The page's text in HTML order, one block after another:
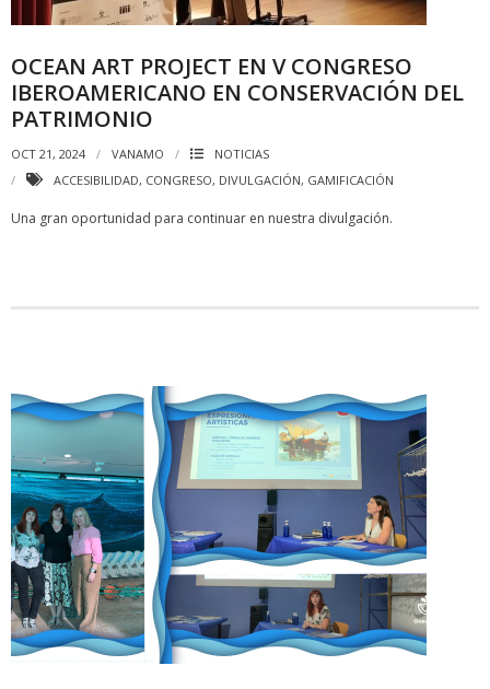
OCEAN ART PROJECT EN V CONGRESO
IBEROAMERICANO EN CONSERVACIÓN DEL
PATRIMONIO
OCT 21, 2024 VANAMO
NOTICIAS
ACCESIBILIDAD, CONGRESO, DIVULGACIÓN, GAMIFICACIÓN
Una gran oportunidad para continuar en nuestra divulgación.